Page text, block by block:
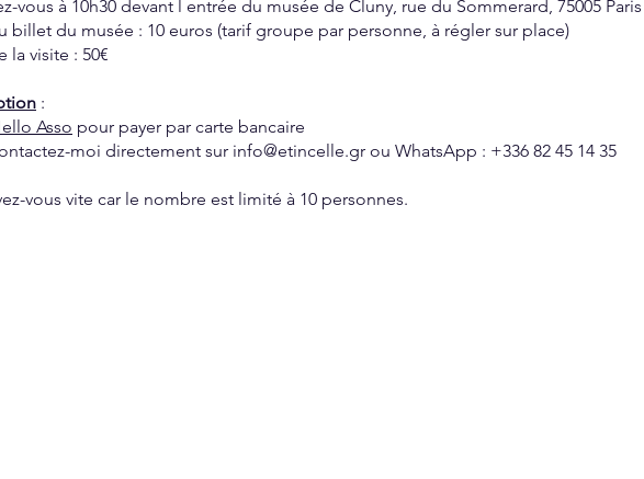
vous à 10h30 devant l entrée du musée de Cluny, rue du Sommerard, 75005 Paris
billet du musée : 10 euros (tarif groupe par personne, à régler sur place)
la visite : 50€
:
Asso pour payer par carte bancaire
moi directement sur info@etincelle.gr ou WhatsApp : +336 82 45 14 35
vous vite car le nombre est limité à 10 personnes.